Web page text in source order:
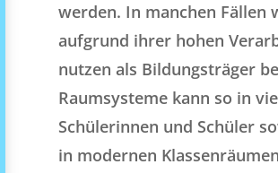
werden. In manchen Fällen
aufgrund ihrer hohen
nutzen als Bildungsträger
Raumsysteme kann so in
Schülerinnen und Schüler
in modernen